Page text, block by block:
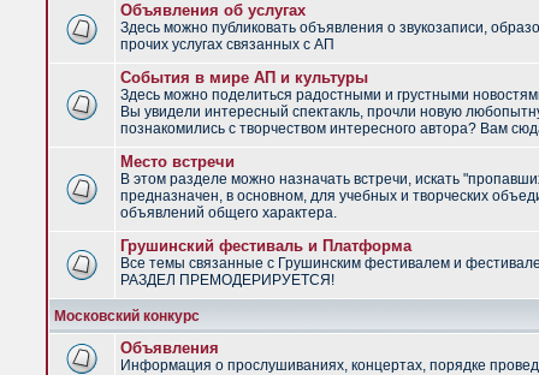
Объявления об услугах
Здесь можно публиковать объявления о звукозаписи,
прочих услугах связанных с АП
События в мире АП и культуры
Здесь можно поделиться радостными и грустными
Вы увидели интересный спектакль, прочли новую
познакомились с творчеством интересного автора? Вам
Место встречи
В этом разделе можно назначать встречи, искать
предназначен, в основном, для учебных и творческих
объявлений общего характера.
Грушинский фестиваль и Платформа
Все темы связанные с Грушинским фестивалем и
РАЗДЕЛ ПРЕМОДЕРИРУЕТСЯ!
Московский конкурс
Объявления
Информация о прослушиваниях, концертах, порядке